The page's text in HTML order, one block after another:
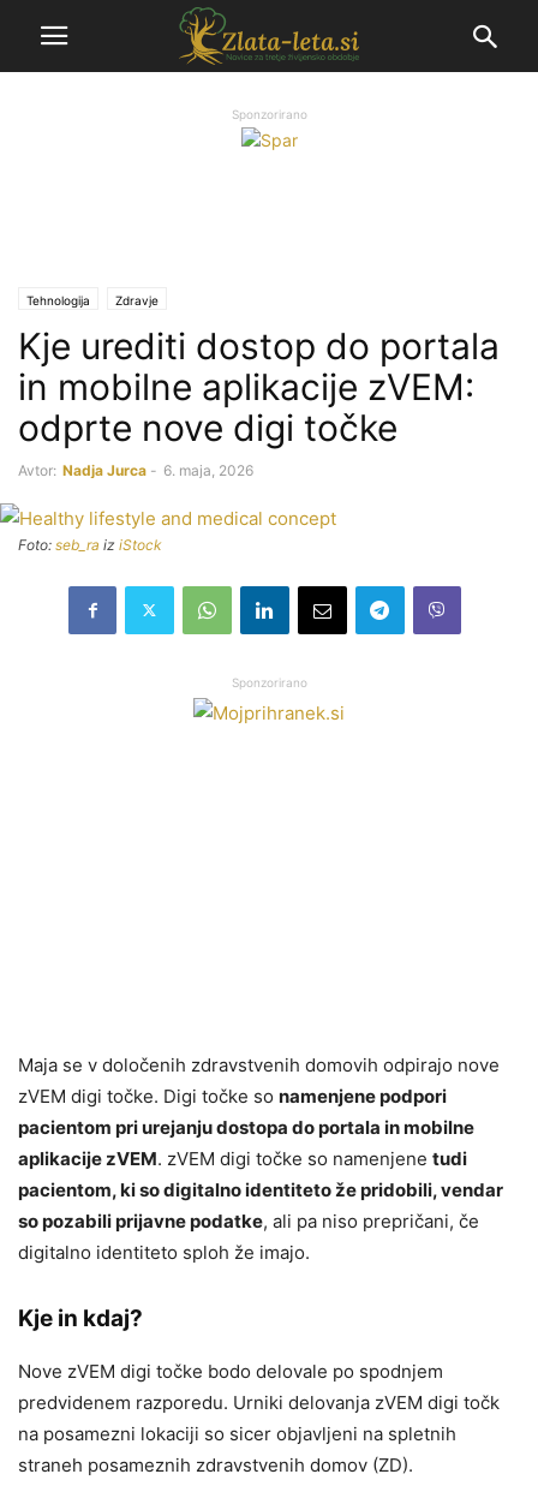
Sponzorirano
Tehnologija Zdravje
Kje urediti dostop do portala
in mobilne aplikacije zVEM:
odprte nove digi točke
Avtor: Nadja Jurca - 6. maja, 2026
Foto: seb_ra iz iStock
Sponzorirano
Maja se v določenih zdravstvenih domovih odpirajo nove
zVEM digi točke. Digi točke so namenjene podpori
pacientom pri urejanju dostopa do portala in mobilne
aplikacije zVEM. zVEM digi točke so namenjene tudi
pacientom, ki so digitalno identiteto že pridobili, vendar
so pozabili prijavne podatke, ali pa niso prepričani, če
digitalno identiteto sploh že imajo.
Kje in kdaj?
Nove zVEM digi točke bodo delovale po spodnjem
predvidenem razporedu. Urniki delovanja zVEM digi točk
na posamezni lokaciji so sicer objavljeni na spletnih
straneh posameznih zdravstvenih domov (ZD).